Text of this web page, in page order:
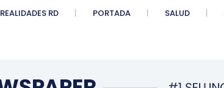
REALIDADES RD PORTADA SALUD